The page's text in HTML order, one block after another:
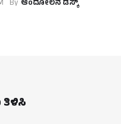
By ಆಂದೋಲನ ಡೆಸ್ಕ್
ತಿಳಿಸಿ